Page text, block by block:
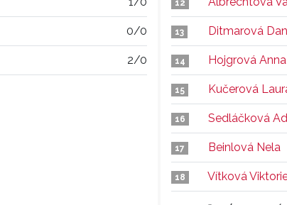
0/0
2/0
12
13 Ditmarová
14 Hojgrová Anna
15 Kučerová
16 Sedláčková
17 Beinlová Nela
18 Vítková